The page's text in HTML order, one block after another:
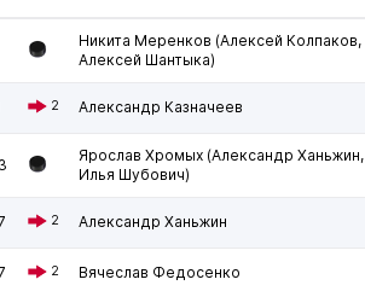
Никита Меренков (Алексей Колпаков,
Алексей Шантыка)
2 Александр Казначеев
Ярослав Хромых (Александр Ханьжин,
Илья Шубович)
2 Александр Ханьжин
2 Вячеслав Федосенко